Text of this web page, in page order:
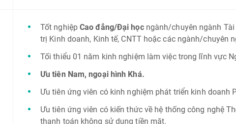
Tốt nghiệpCao đẳng/Đại họcngành/chuyên ngành Tài
trị Kinh doanh, Kinh tế, CNTT hoặc các ngành/chuyên
Tối thiểu 01 năm kinh nghiệm làm việc trong lĩnh vực
Ưu tiên Nam, ngoại hình Khá.
Ưu tiên ứng viên có kinh nghiệm phát triển kinh doanh
Ưu tiên ứng viên có kiến thức về hệ thống công nghệ
thanh toán không sử dụng tiền mặt.